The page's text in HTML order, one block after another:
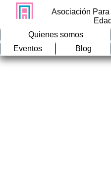
Asociación
Quienes somos
Eventos
Blog